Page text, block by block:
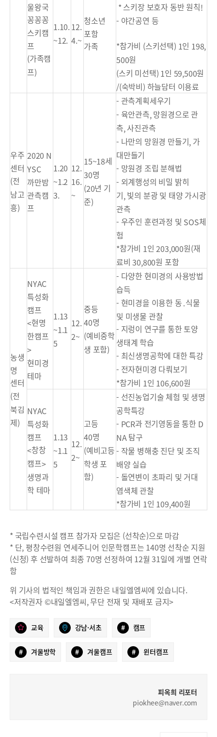
울왕국
꽁꽁꽁
스키캠
프
(가족캠
프)
1.10.
~12.
12.
4.~
청소년
포함
가족
*스키장 보호자 동반 원칙!
- 야간공연 등
*참가비 (스키선택) 1인 198,
500원
(스키 미선택) 1인 59,500원
/(숙박비) 하늘담터 이용료
우주
센터
(전
남고
흥)
2020 N
YSC
까만밤
관측캠
프
1.20
~1.2
3.
12.
16.
~
15~18세
30명
(20년 기
준)
- 관측계획세우기
- 육안관측,망원경으로 관
측,사진관측
- 나만의 망원경 만들기, 가
대만들기
- 망원경 조립 분해법
- 외계행성의 비밀 밝히
기,빛의 분광 및 태양 가시광
관측
- 우주인 훈련과정 및 SOS체
험
*참가비 1인 203,000원(재
료비 30,800원 포함
농생
명
센터
(전
북김
제)
NYAC
특성화
캠프
<현명
한캠프
>
현미경
테마
1.13
~1.1
5
12.
2~
중등
40명
(예비중학
생 포함)
- 다양한 현미경의 사용방법
습득
- 현미경을 이용한 동․식물
및 미생물 관찰
- 지렁이 연구를 통한 토양
생태계 학습
- 최신생명공학에 대한 특강
- 전자현미경 다뤄보기
*참가비 1인 106,600원
NYAC
특성화
캠프
<창창
캠프>
생명과
학 테마
1.13
~1.1
5
12.
2~
고등
40명
(예비고등
학생 포
함)
- 선진농업기술 체험 및 생명
공학특강
- PCR과 전기영동을 통한 D
NA탐구
- 작물 병해충 진단 및 조직
배양 실습
- 돌연변이 초파리 및 거대
염색체 관찰
*참가비 1인 109,400원
* 국립수련시설 캠프 참가자 모집은 (선착순)으로 마감
* 단, 평창수련원 연세주니어 인문학캠프는 140명 선착순 지원
(신청) 후 선발하여 최종 70명 선정하여 12월 31일에 개별 연락
함
위 기사의 법적인 책임과 권한은 내일엘엠씨에 있습니다.
<저작권자 ©내일엘엠씨, 무단 전재 및 재배포 금지>
교육 강남·서초 # 캠프
# 겨울방학 # 겨울캠프 # 윈터캠프
피옥희 리포터
piokhee@naver.com